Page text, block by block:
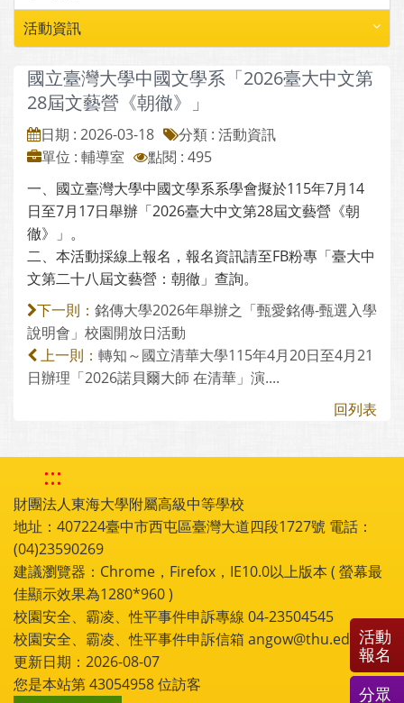
活動資訊
國立臺灣大學中國文學系「2026臺大中文第
28屆文藝營《朝徹》」
日期 : 2026-03-18
分類 : 活動資訊
單位 : 輔導室
點閱 : 495
一、國立臺灣大學中國文學系系學會擬於115年7月14
日至7月17日舉辦「2026臺大中文第28屆文藝營《朝
徹》」。
二、本活動採線上報名，報名資訊請至FB粉專「臺大中
文第二十八屆文藝營：朝徹」查詢。
下一則： 銘傳大學2026年舉辦之「甄愛銘傳-甄選入學
說明會」校園開放日活動
上一則： 轉知～國立清華大學115年4月20日至4月21
日辦理「2026諾貝爾大師 在清華」演....
回列表
:::
財團法人東海大學附屬高級中等學校
地址：407224臺中市西屯區臺灣大道四段1727號 電話：
(04)23590269
建議瀏覽器：Chrome，Firefox，IE10.0以上版本 ( 螢幕最
佳顯示效果為1280*960 )
校園安全、霸凌、性平事件申訴專線 04-23504545
校園安全、霸凌、性平事件申訴信箱 angow@thu.edu.tw
更新日期：2026-08-07
您是本站第43054958位訪客
活動
報名
分眾